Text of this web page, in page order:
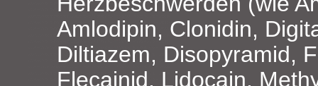
Amlodipin, Clonidin,
Diltiazem, Disopyramid,
Flecainid, Lidocain,